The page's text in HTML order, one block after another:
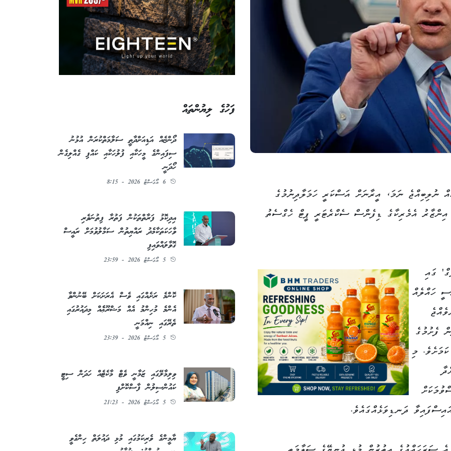
ނުލިބިއްޖެ ނަމަ، އީރާނަށް އަސްކަރީ ހަމަލާދިނުމުގެ
އިންޒާރު އެމެރިކާގެ ޑިފެންސް ސެކްރެޓަރީ ޕީޓް ހެގްސެތު
ގައި
ހައްލެއް
ފެށުމުގެ
މި
ދަނޑިވަޅެއްގައެވެ.
ފަހުގެ ލިޔުންތައް
ދޯންޏެއް އަޑިއަށްދާތީ ސަލާމަތްކުރަން އުޅުނު
ސިފައިންގެ މީހަކާއި ފުލުހަކާއި ކައްޕި ގެއްލިގެން
ހޯދަނީ
6 އޯގަސްޓު 2026 - 8:15
އިދިކޮޅު ފަރާތްތަކުން ފަތުރާ ފިތުނަވެރި
ވާހަކަތަކާމެދު ރައްޔިތުން ސަމާލުވުމަށް ރައީސް
ގޮވާލައްވައިފި
5 އޯގަސްޓު 2026 - 23:59
ކޮންމެ ރަށެއްގައި ވެސް އެރަށަކަށް ބޭނުންވާ
އެންމެ މުހިންމު އެއް މަޝްރޫޢެެއް މިދައުރުގައި
ތެރޭގައި ނިއްމަނީ
5 އޯގަސްޓު 2026 - 23:39
ވިލިމާލޭގައި ޒަމާނީ ވެޓް މާކެޓެއް ހަދަން ސިޓީ
ކައުންސިލުން ފާސްކޮށްފި
5 އޯގަސްޓު 2026 - 21:23
ޔާމީންގެ ވެރިކަމުގައި މުޅި ދައުލަތް ހިންގެވީ